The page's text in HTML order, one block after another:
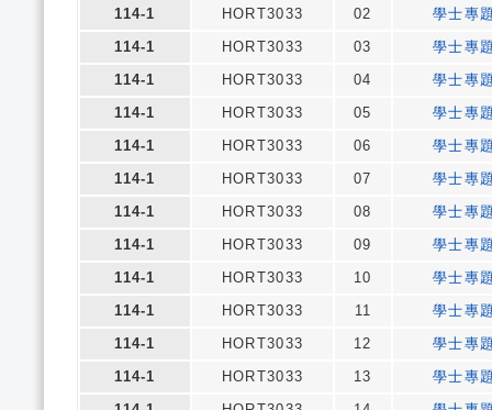
114-1
HORT3033 02
學士專
114-1
HORT3033 03
學士專
114-1
HORT3033 04
學士專
114-1
HORT3033 05
學士專
114-1
HORT3033 06
學士專
114-1
HORT3033 07
學士專
114-1
HORT3033 08
學士專
114-1
HORT3033 09
學士專
114-1
HORT3033 10
學士專
114-1
HORT3033 11
學士專
114-1
HORT3033 12
學士專
114-1
HORT3033 13
學士專